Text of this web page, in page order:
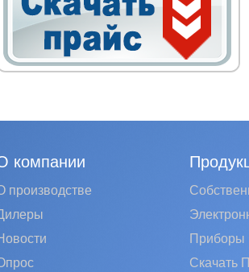
компании
производстве
Приборы
Скачать